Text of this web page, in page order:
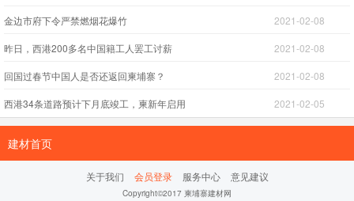
金边市府下令严禁燃烟花爆竹 2021-02-08
昨日，西港200多名中国籍工人罢工讨薪 2021-02-08
回国过春节中国人是否还返回柬埔寨？ 2021-02-08
西港34条道路预计下月底竣工，柬新年启用 2021-02-05
建材首页
关于我们 会员登录 服务中心 意见建议
Copyright©2017 柬埔寨建材网